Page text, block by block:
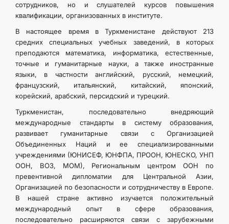
сотрудников, но и слушателей курсов повышения
квалификации, организованных в институте.
В настоящее время в Туркменистане действуют 213
средних специальных учебных заведений, в которых
преподаются математика, информатика, естественные,
точные и гуманитарные науки, а также иностранные
языки, в частности английский, русский, немецкий,
французский, итальянский, китайский, японский,
корейский, арабский, персидский и турецкий.
Туркменистан, последовательно внедряющий
международные стандарты в систему образования,
развивает гуманитарные связи с Организацией
Объединенных Наций и ее специализированными
учреждениями (ЮНИСЕФ, ЮНФПА, ПРООН, ЮНЕСКО, УНП
ООН, ВОЗ, МОМ), Региональным центром ООН по
превентивной дипломатии для Центральной Азии,
Организацией по безопасности и сотрудничеству в Европе.
В нашей стране активно изучается положительный
международный опыт в сфере образования,
последовательно расширяются связи с зарубежными